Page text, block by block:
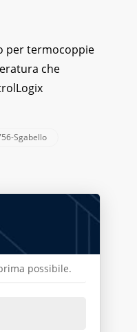
per termocoppie
che
Sgabello
possibile.